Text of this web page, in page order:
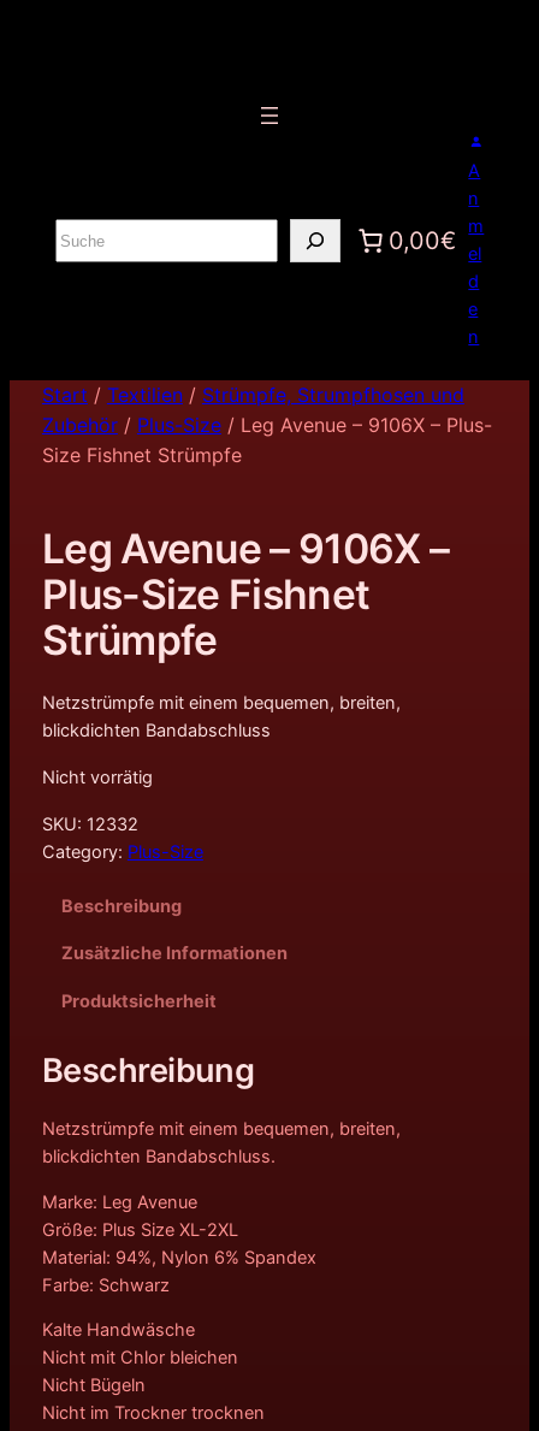
S
u
0,00€
A
n
m
el
d
e
n
Start / Textilien/ Strümpfe, Strumpfhosen und
Zubehör/ Plus-Size/ Leg Avenue – 9106X – Plus-
Size Fishnet Strümpfe
Leg Avenue – 9106X –
Plus-Size Fishnet
Strümpfe
Netzstrümpfe mit einem bequemen, breiten,
blickdichten Bandabschluss
Nicht vorrätig
SKU: 12332
Category: Plus-Size
Beschreibung
Zusätzliche Informationen
Produktsicherheit
Beschreibung
Netzstrümpfe mit einem bequemen, breiten,
blickdichten Bandabschluss.
Marke: Leg Avenue
Größe: Plus Size XL-2XL
Material: 94%, Nylon 6% Spandex
Farbe: Schwarz
Kalte Handwäsche
Nicht mit Chlor bleichen
Nicht Bügeln
Nicht im Trockner trocknen